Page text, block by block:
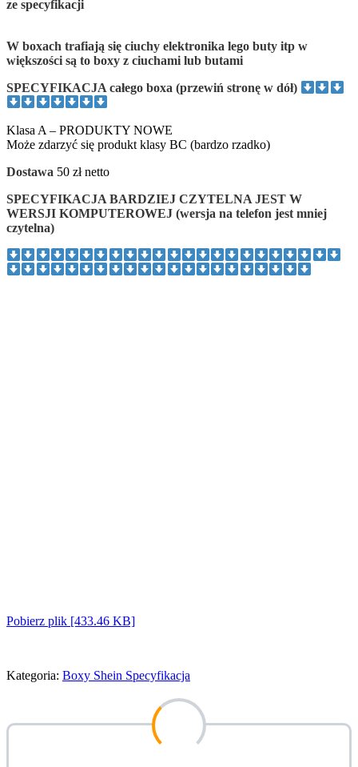
ze specyfikacji
W boxach trafiają się ciuchy elektronika lego buty itp w
większości są to boxy z ciuchami lub butami
SPECYFIKACJA całego boxa (przewiń stronę w dół)
Klasa A – PRODUKTY NOWE
Może zdarzyć się produkt klasy BC (bardzo rzadko)
Dostawa 50 zł netto
SPECYFIKACJA BARDZIEJ CZYTELNA JEST W
WERSJI KOMPUTEROWEJ (wersja na telefon jest mniej
czytelna)
Pobierz plik [433.46 KB]
Kategoria: Boxy Shein Specyfikacja